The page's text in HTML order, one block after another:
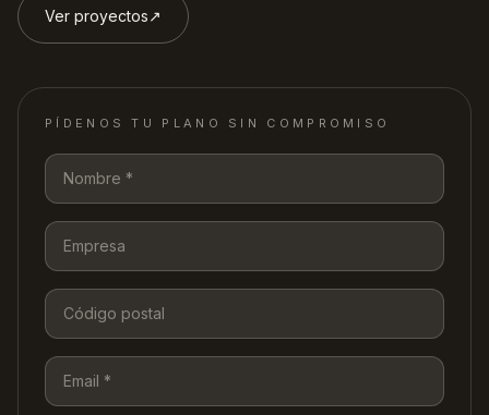
Ver proyectos↗︎
PÍDENOS TU PLANO SIN COMPROMISO